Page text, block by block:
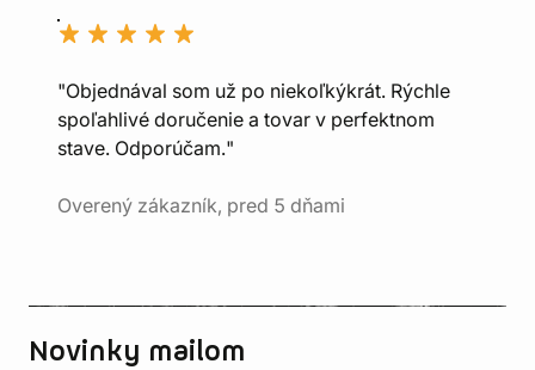
"Objednával som už po niekoľkýkrát. Rýchle
spoľahlivé doručenie a tovar v perfektnom
stave. Odporúčam."
Overený zákazník, pred 5 dňami
Novinky mailom